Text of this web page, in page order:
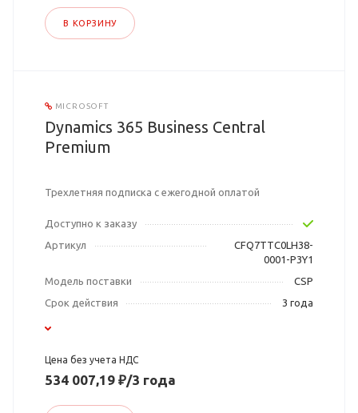
В КОРЗИНУ
MICROSOFT
Dynamics 365 Business Central
Premium
Трехлетняя подписка с ежегодной оплатой
Доступно к заказу
Артикул
CFQ7TTC0LH38-
0001-P3Y1
Модель поставки
CSP
Срок действия
3 года
Цена без учета НДС
534 007,19 ₽/3 года